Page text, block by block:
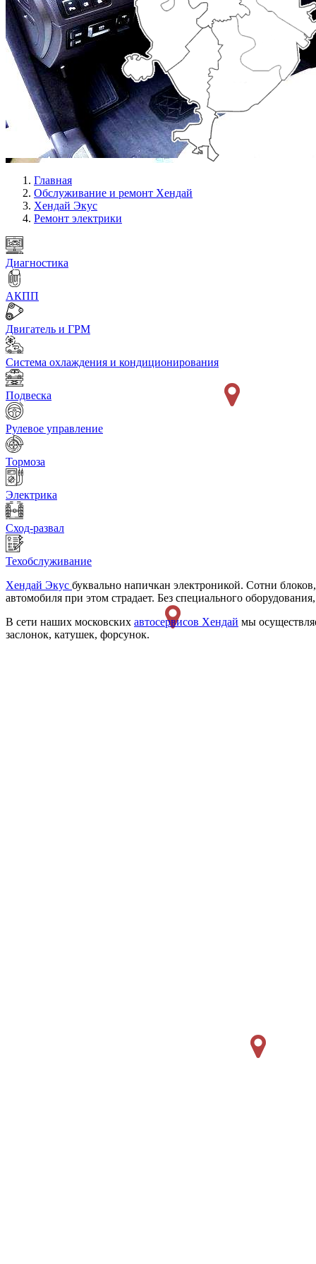
Главная
Обслуживание и ремонт Хендай
Хендай Экус
Ремонт электрики
Диагностика
АКПП
Двигатель и ГРМ
Система охлаждения и кондиционирования
Подвеска
Рулевое управление
Тормоза
Электрика
Сход-развал
Техобслуживание
Хендай Экус буквально напичкан электроникой. Сотни
автомобиля при этом страдает. Без специального
В сети наших московских автосервисов Хендай мы
заслонок, катушек, форсунок.